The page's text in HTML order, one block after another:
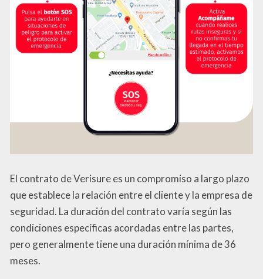
El contrato de Verisure es un compromiso a largo plazo
que establece la relación entre el cliente y la empresa de
seguridad. La duración del contrato varía según las
condiciones específicas acordadas entre las partes,
pero generalmente tiene una duración mínima de 36
meses.